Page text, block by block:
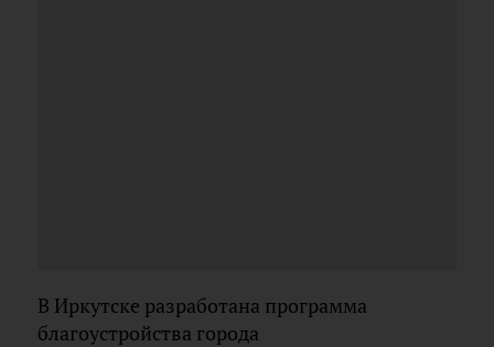
В Иркутске разработана программа
благоустройства города